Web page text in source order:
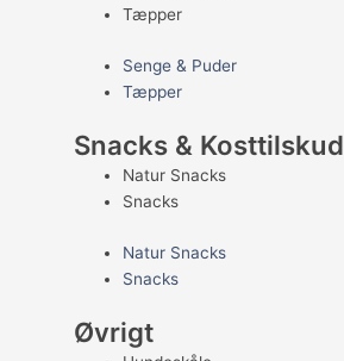
Tæpper
Senge & Puder
Tæpper
Snacks & Kosttilskud
Natur Snacks
Snacks
Natur Snacks
Snacks
Øvrigt